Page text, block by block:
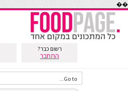
��
רשום כבר?
התחבר